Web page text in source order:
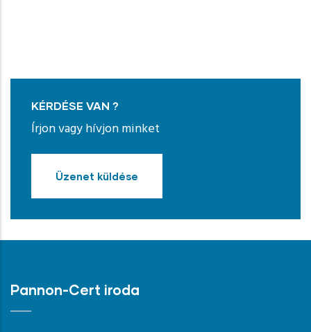
KÉRDÉSE VAN ?
Írjon vagy hívjon minket
Üzenet küldése
Pannon-Cert iroda